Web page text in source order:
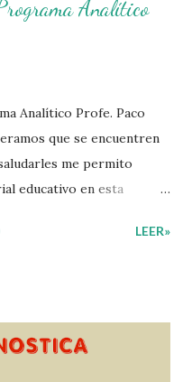
Analítico
Analítico Profe. Paco
que se encuentren
me permito
educativo en esta
de gran utilidad para
los diferentes materiales
LEER»